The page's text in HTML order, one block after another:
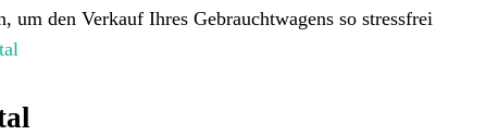
um den Verkauf Ihres Gebrauchtwagens so stressfrei